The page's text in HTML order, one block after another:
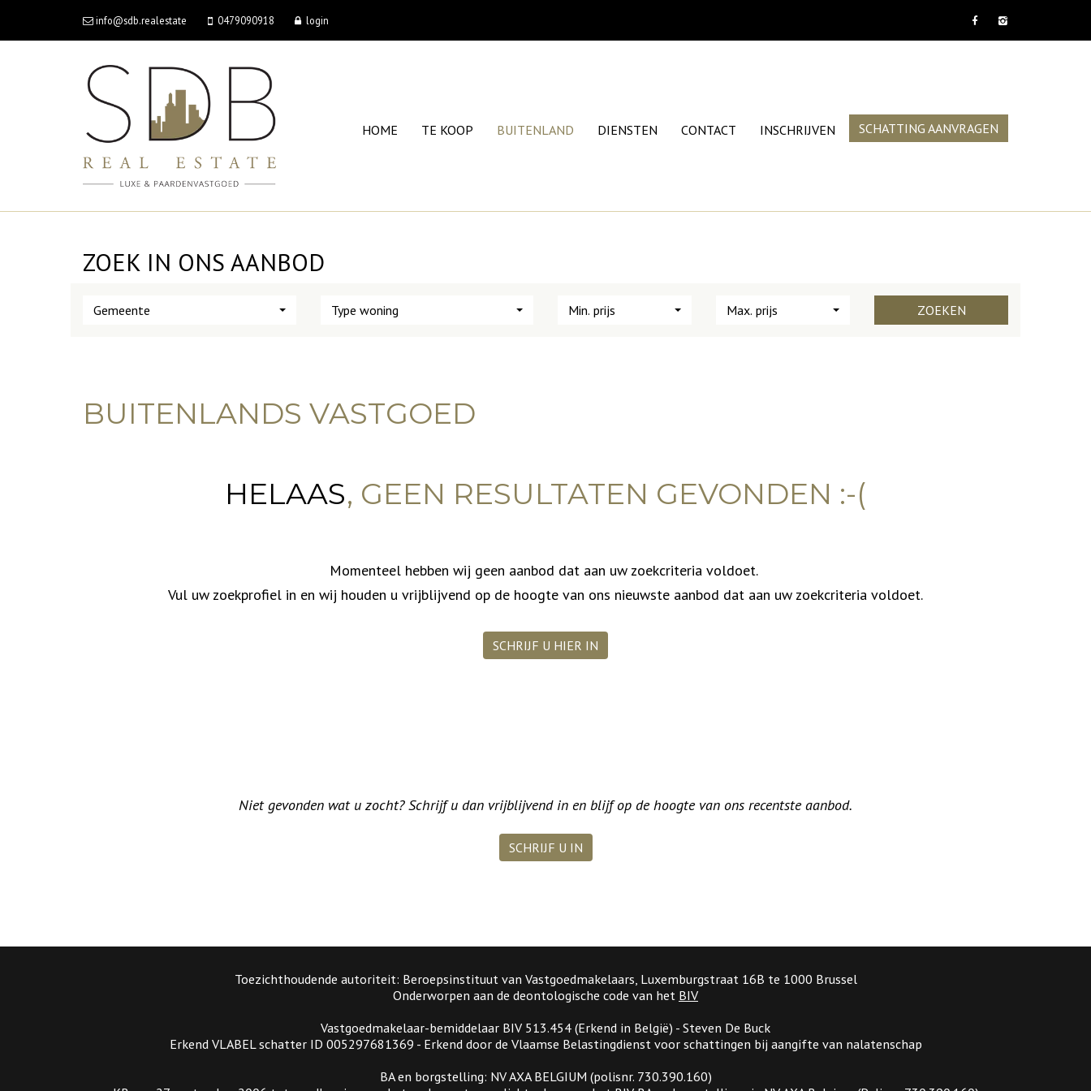
info@sdb.realestate 0479090918 login
HOME TE KOOP BUITENLAND DIENSTEN CONTACT INSCHRIJVEN SCHATTING AANVRAGEN
ZOEK IN ONS AANBOD
Gemeente Type woning Min. prijs Max. prijs ZOEKEN
BUITENLANDS VASTGOED
HELAAS, GEEN RESULTATEN GEVONDEN :-(
Momenteel hebben wij geen aanbod dat aan uw zoekcriteria voldoet.
Vul uw zoekprofiel in en wij houden u vrijblijvend op de hoogte van ons nieuwste aanbod dat aan uw zoekcriteria voldoet.
SCHRIJF U HIER IN
Niet gevonden wat u zocht? Schrijf u dan vrijblijvend in en blijf op de hoogte van ons recentste aanbod.
SCHRIJF U IN
Toezichthoudende autoriteit: Beroepsinstituut van Vastgoedmakelaars, Luxemburgstraat 16B te 1000 Brussel
Onderworpen aan de deontologische code van het BIV
Vastgoedmakelaar-bemiddelaar BIV 513.454 (Erkend in België) - Steven De Buck
Erkend VLABEL schatter ID 005297681369 - Erkend door de Vlaamse Belastingdienst voor schattingen bij aangifte van nalatenschap
BA en borgstelling: NV AXA BELGIUM (polisnr. 730.390.160)